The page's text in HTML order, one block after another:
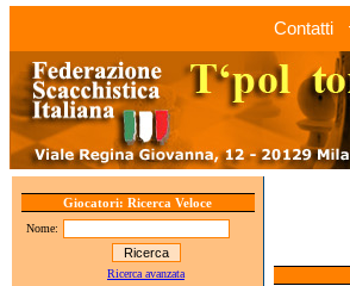
Contatti
Giocatori: Ricerca Veloce
Nome:
Ricerca avanzata